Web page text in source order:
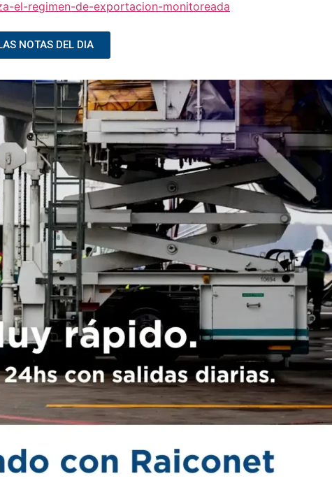
el-regimen-de-exportacion-monitoreada
NOTAS DEL DIA